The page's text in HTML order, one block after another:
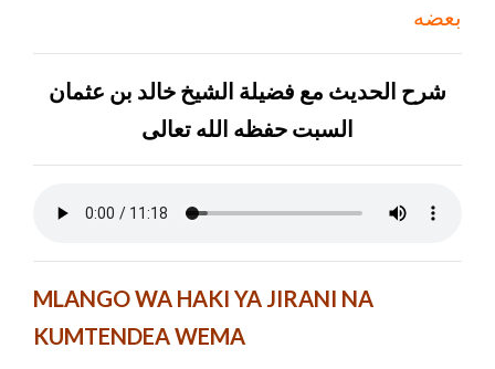
بعضه
شرح الحديث مع فضيلة الشيخ خالد بن عثمان
السبت حفظه الله تعالى
MLANGO WA HAKI YA JIRANI NA
KUMTENDEA WEMA